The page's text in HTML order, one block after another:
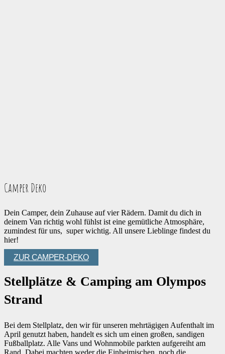
Camper Deko
Dein Camper, dein Zuhause auf vier Rädern. Damit du dich in
deinem Van richtig wohl fühlst ist eine gemütliche Atmosphäre,
zumindest für uns, super wichtig. All unsere Lieblinge findest du
hier!
ZUR CAMPER-DEKO
Stellplätze & Camping am Olympos
Strand
Bei dem Stellplatz, den wir für unseren mehrtägigen Aufenthalt im
April genutzt haben, handelt es sich um einen großen, sandigen
Fußballplatz. Alle Vans und Wohnmobile parkten aufgereiht am